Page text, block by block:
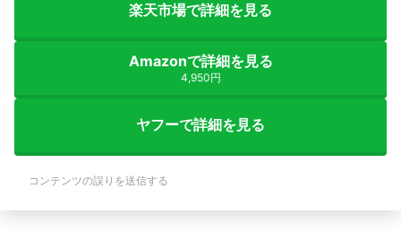
楽天市場で詳細を見る
Amazonで詳細を見る
4,950円
ヤフーで詳細を見る
コンテンツの誤りを送信する